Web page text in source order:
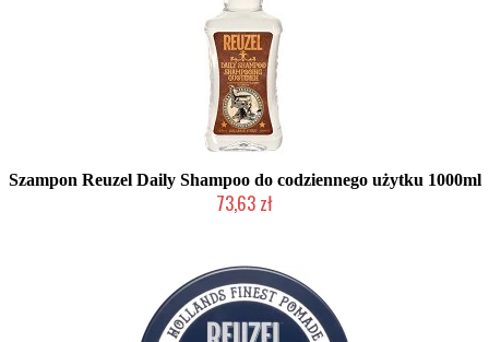
Szampon Reuzel Daily Shampoo do codziennego użytku 1000ml
73,63 zł